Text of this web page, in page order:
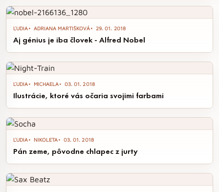
ĽUDIA ADRIANA MARTIŠKOVÁ 29. 01. 2018
Aj génius je iba človek - Alfred Nobel
ĽUDIA MICHAELA 03. 01. 2018
Ilustrácie, ktoré vás očaria svojimi farbami
ĽUDIA NIKOLETA 03. 01. 2018
Pán zeme, pôvodne chlapec z jurty